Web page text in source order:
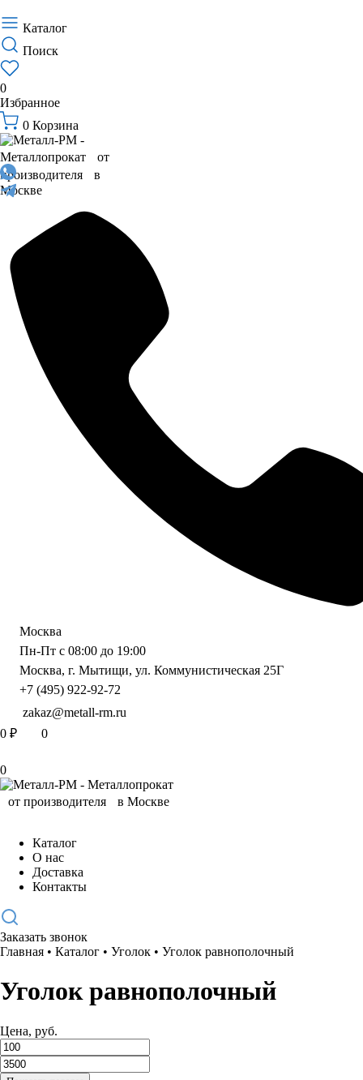
Каталог
Поиск
0
Избранное
0 Корзина
Москва
Пн-Пт с 08:00 до 19:00
Москва, г. Мытищи, ул. Коммунистическая 25Г
+7 (495) 922-92-72
zakaz@metall-rm.ru
0 ₽ 0
0
Каталог
О нас
Доставка
Контакты
Заказать звонок
Главная • Каталог • Уголок • Уголок равнополочный
Уголок равнополочный
Цена, руб.